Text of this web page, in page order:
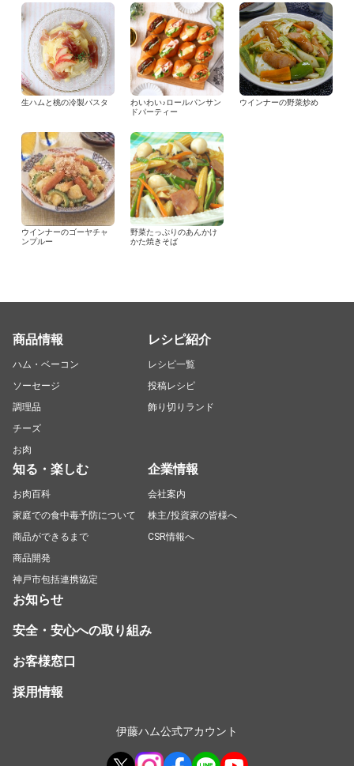
生ハムと桃の冷製パスタ
わいわい♪ロールパンサン
ドパーティー
ウインナーの野菜炒め
ウインナーのゴーヤチャ
ンプルー
野菜たっぷりのあんかけ
かた焼きそば
商品情報
ハム・ベーコン
ソーセージ
調理品
チーズ
お肉
レシピ紹介
レシピ一覧
投稿レシピ
飾り切りランド
知る・楽しむ
お肉百科
家庭での食中毒予防について
商品ができるまで
商品開発
神戸市包括連携協定
企業情報
会社案内
株主/投資家の皆様へ
CSR情報へ
お知らせ
安全・安心への取り組み
お客様窓口
採用情報
伊藤ハム公式アカウント